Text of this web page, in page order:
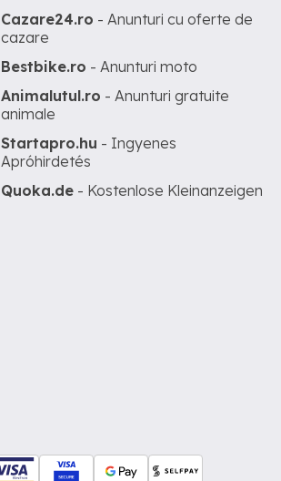
Cazare24.ro - Anunturi cu oferte de
cazare
Bestbike.ro - Anunturi moto
Animalutul.ro - Anunturi gratuite
animale
Startapro.hu - Ingyenes
Apróhirdetés
Quoka.de - Kostenlose Kleinanzeigen